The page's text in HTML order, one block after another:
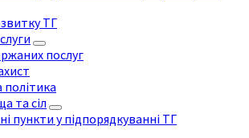
ТГ
послуг
та сіл
пункти у підпорядкуванні ТГ